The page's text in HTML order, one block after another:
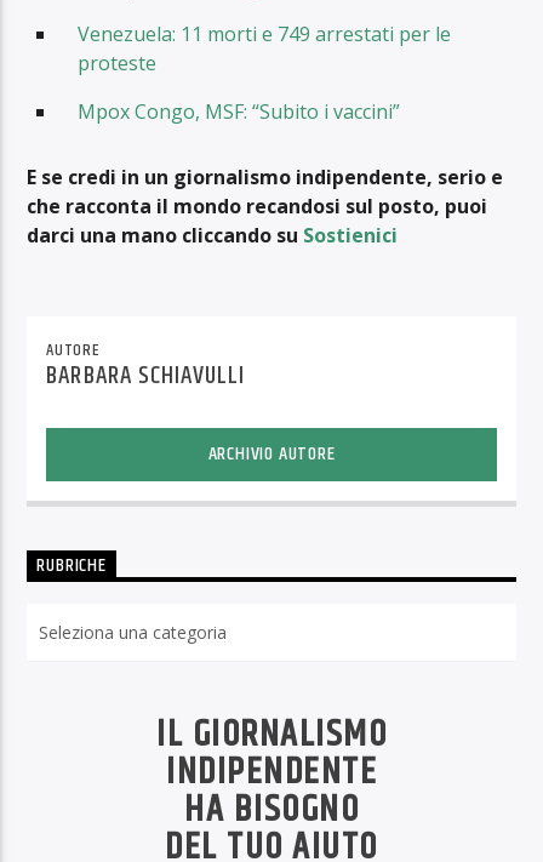
Venezuela: 11 morti e 749 arrestati per le
proteste
Mpox Congo, MSF: “Subito i vaccini”
E se credi in un giornalismo indipendente, serio e
che racconta il mondo recandosi sul posto, puoi
darci una mano cliccando su Sostienici
AUTORE
BARBARA SCHIAVULLI
ARCHIVIO AUTORE
RUBRICHE
IL GIORNALISMO
INDIPENDENTE
HA BISOGNO
DEL TUO AIUTO